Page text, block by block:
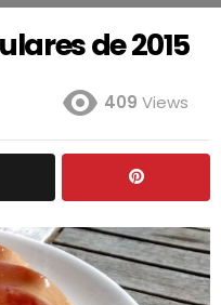
de 2015
409 Views